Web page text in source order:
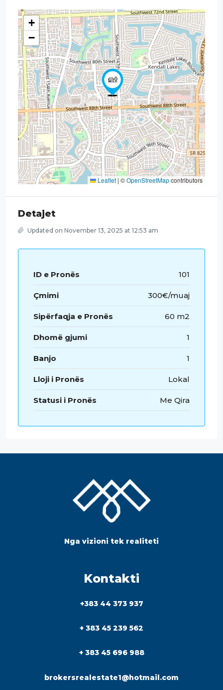
+
−
Leaflet | ©OpenStreetMapcontributors
Detajet
Updated on November 13, 2025 at 12:53 am
ID e Pronës 101
Çmimi 300€/muaj
Sipërfaqja e Pronës 60 m2
Dhomë gjumi 1
Banjo 1
Lloji i Pronës Lokal
Statusi i Pronës Me Qira
Nga vizioni tek realiteti
Kontakti
+383 44 373 937
+ 383 45 239 562
+ 383 45 696 988
brokersrealestate1@hotmail.com